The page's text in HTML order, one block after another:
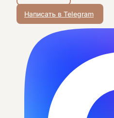
Написать в Telegram